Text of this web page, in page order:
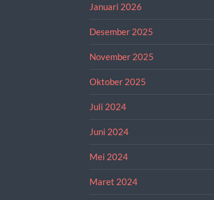
Januari 2026
Desember 2025
November 2025
Oktober 2025
Juli 2024
Juni 2024
Mei 2024
Maret 2024